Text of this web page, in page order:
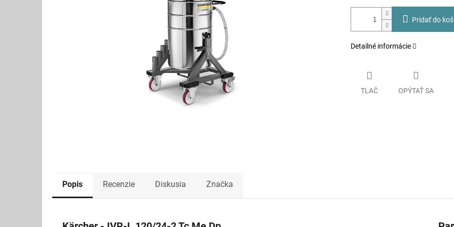
Pridať do
Detailné informácie
TLAČ OPÝTAŤ SA
Popis Recenzie Diskusia Značka